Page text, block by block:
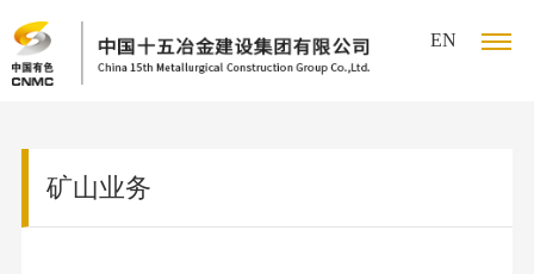
首页
EN
我
传
产
矿山业务